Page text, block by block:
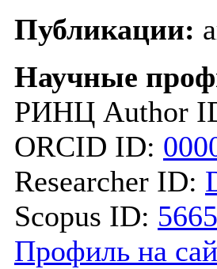
Публикации:
Научные
РИНЦ Author
ORCID ID:
Researcher ID:
Scopus ID:
Профиль на